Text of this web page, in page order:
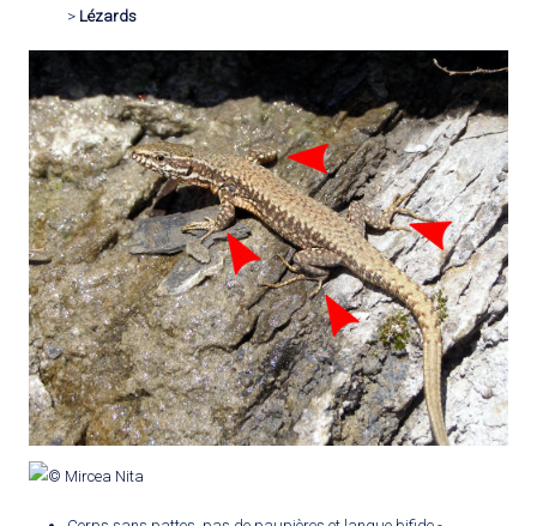
> Lézards